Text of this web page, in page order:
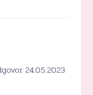
24.05.2023